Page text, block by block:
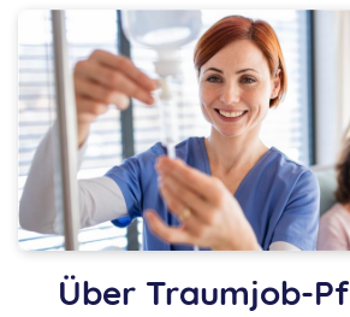
perfekte Match bringen
und Arbeitgeber zusammen
Rückfragen zu stellen.
Danach finden wir dein perfektes
den Arbeitgeber aus unserem Pool
Bedingungen erfüllt und somit
werden lässt. Das wenige Tage -
sich geeignete Praxen bei dir
bei dir bewerben.
Über Traumjob-